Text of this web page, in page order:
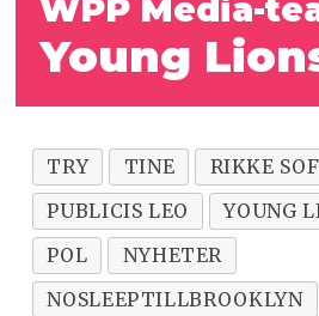
WPP Media-
Young
TRY TINE
RIKKE
PUBLICIS LEO
YOUNG
POL
NYHETER
NOSLEEPTILLBROOKLYN